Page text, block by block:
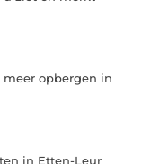
opbergen in
in Etten-Leur